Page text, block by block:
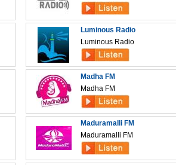
Luminous Radio
Luminous Radio
Madha FM
Madha FM
Maduramalli FM
Maduramalli FM